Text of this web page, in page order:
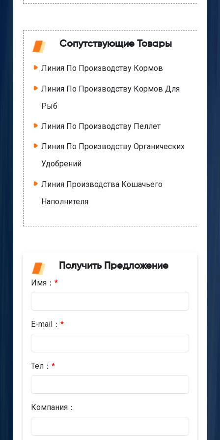
Сопутствующие Товары
Линия По Производству Кормов
Линия По Производству Кормов Для
Рыб
Линия По Производству Пеллет
Линия По Производству Органических
Удобрений
Линия Производства Кошачьего
Наполнителя
Получить Предложение
Имя： *
E-mail： *
Тел： *
Компания：